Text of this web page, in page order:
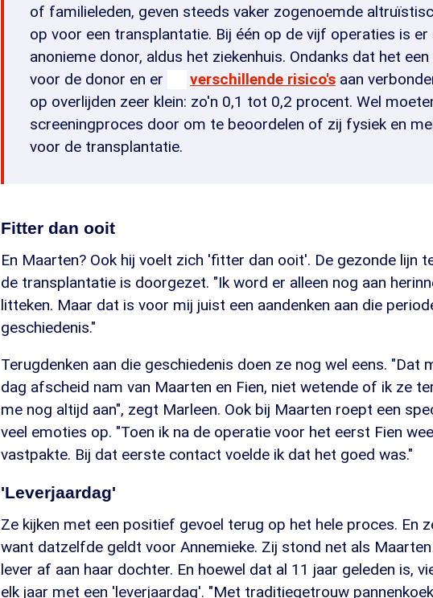
of familieleden, geven steeds vaker zogenoemde
op voor een transplantatie. Bij één op de vijf operaties is er
anonieme donor, aldus het ziekenhuis. Ondanks dat het
voor de donor en er
verschillende risico's aan
op overlijden zeer klein: zo'n 0,1 tot 0,2 procent. Wel
screeningproces door om te beoordelen of zij fysiek en
voor de transplantatie.
Fitter dan ooit
En Maarten? Ook hij voelt zich 'fitter dan ooit'. De gezonde lijn
de transplantatie is doorgezet. "Ik word er alleen nog aan
litteken. Maar dat is voor mij juist een aandenken aan die
geschiedenis."
Terugdenken aan die geschiedenis doen ze nog wel eens. "Dat
dag afscheid nam van Maarten en Fien, niet wetende of ik ze
me nog altijd aan", zegt Marleen. Ook bij Maarten roept een
veel emoties op. "Toen ik na de operatie voor het eerst Fien
vastpakte. Bij dat eerste contact voelde ik dat het goed was."
'Leverjaardag'
Ze kijken met een positief gevoel terug op het hele proces. En
want datzelfde geldt voor Annemieke. Zij stond net als Maarten
lever af aan haar dochter. En hoewel dat al 11 jaar geleden is,
elk jaar met een 'leverjaardag'. "Met traditiegetrouw